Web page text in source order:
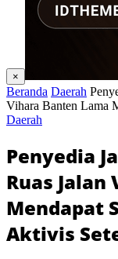
×
Beranda Daerah
Vihara Banten Lama
Daerah
Penyedia
Ruas
Mendapat
Aktivis